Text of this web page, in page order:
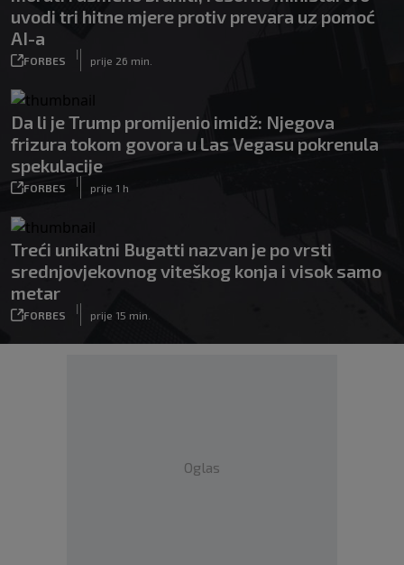
uvodi tri hitne mjere protiv prevara uz pomoć
AI-a
FORBES
|
prije 26 min.
Da li je Trump promijenio imidž: Njegova
frizura tokom govora u Las Vegasu pokrenula
spekulacije
FORBES
|
prije 1 h
Treći unikatni Bugatti nazvan je po vrsti
srednjovjekovnog viteškog konja i visok samo
metar
FORBES
|
prije 15 min.
Oglas